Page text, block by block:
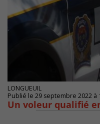
LONGUEUIL
Publié le 29 septembre 2022 à
Un voleur qualifié